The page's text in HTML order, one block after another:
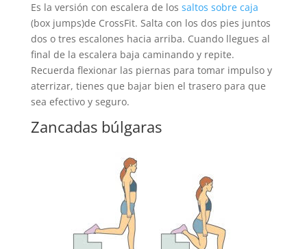
Es la versión con escalera de los saltos sobre caja
(box jumps)de CrossFit. Salta con los dos pies juntos
dos o tres escalones hacia arriba. Cuando llegues al
final de la escalera baja caminando y repite.
Recuerda flexionar las piernas para tomar impulso y
aterrizar, tienes que bajar bien el trasero para que
sea efectivo y seguro.
Zancadas búlgaras